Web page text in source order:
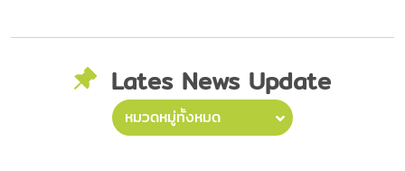
และเรียงลำดับข้อมูลให้เป็นรูปแบบที่
วิเคราะห์ข้อมูลและตัดสินใจทางธุรกิจได้
อย่างมีประสิทธิภาพและง่ายต่อการเข้าใจ ☑️
Bring Data to Life Through
Storytelling คอร์สนี้จะพาทำความเข้าใจ
Lates News Update
หมวดหมู่ทั้งหมด